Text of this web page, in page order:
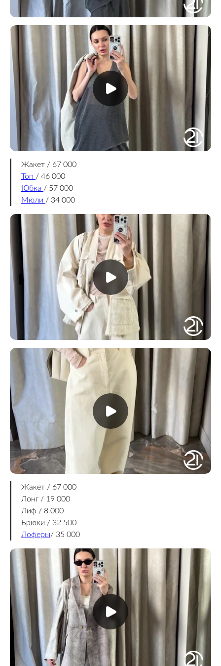
Жакет / 67 000
Топ / 46 000
Юбка / 57 000
Мюли / 34 000
Жакет / 67 000
Лонг / 19 000
Лиф / 8 000
Брюки / 32 500
Лоферы/ 35 000